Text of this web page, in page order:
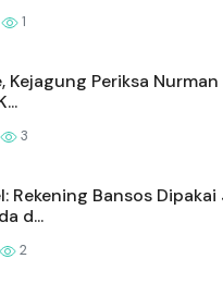
1
Kejagung Periksa
3
Rekening Bansos
d...
2